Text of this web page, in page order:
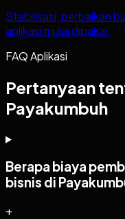
Stabilisasi, perbaikan
aplikasi mulai dipakai.
FAQ Aplikasi
Pertanyaan
Payakumbuh
Berapa biaya
bisnis di
+